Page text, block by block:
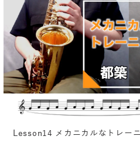
Lesson14 メカニカルなトレー